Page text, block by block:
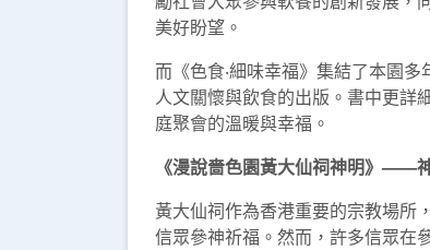
美好盼望。
而《色食‧細味幸福》集結了本園
人文關懷與飲食的出版。書中更詳
庭聚會的溫暖與幸福。
《漫說嗇色園黃大仙祠神明》——
黃大仙祠作為香港重要的宗教場所
信眾參神祈福。然而，許多信眾在